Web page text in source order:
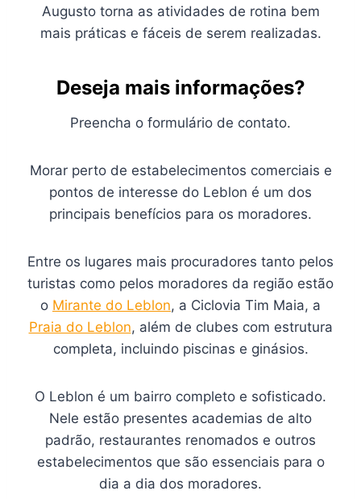
Augusto torna as atividades de rotina bem
mais práticas e fáceis de serem realizadas.
Deseja mais informações?
Preencha o formulário de contato.
Morar perto de estabelecimentos comerciais e
pontos de interesse do Leblon é um dos
principais benefícios para os moradores.
Entre os lugares mais procuradores tanto pelos
turistas como pelos moradores da região estão
o Mirante do Leblon, a Ciclovia Tim Maia, a
Praia do Leblon, além de clubes com estrutura
completa, incluindo piscinas e ginásios.
O Leblon é um bairro completo e sofisticado.
Nele estão presentes academias de alto
padrão, restaurantes renomados e outros
estabelecimentos que são essenciais para o
dia a dia dos moradores.